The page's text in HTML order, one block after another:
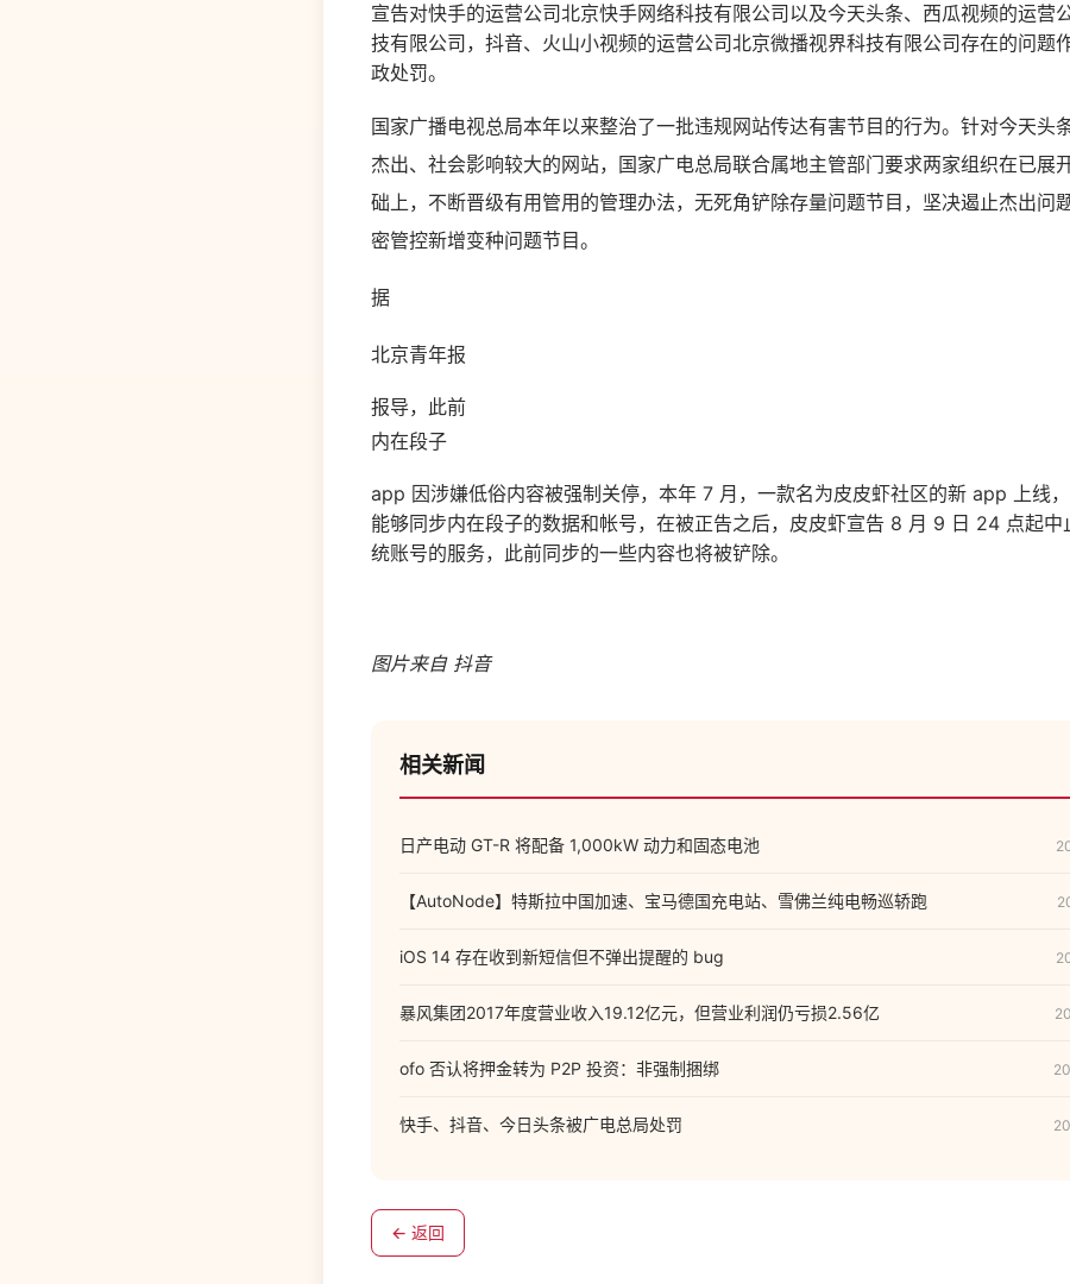
宣告对快手的运营公司北京快手网络科技有限公司以及今天头条、西瓜视频的运营
技有限公司，抖音、火山小视频的运营公司北京微播视界科技有限公司存在的问题
政处罚。
国家广播电视总局本年以来整治了一批违规网站传达有害节目的行为。针对今天头
杰出、社会影响较大的网站，国家广电总局联合属地主管部门要求两家组织在已展
础上，不断晋级有用管用的管理办法，无死角铲除存量问题节目，坚决遏止杰出问
密管控新增变种问题节目。
据
北京青年报
报导，此前
内在段子
app 因涉嫌低俗内容被强制关停，本年 7 月，一款名为皮皮虾社区的新 app 上线
能够同步内在段子的数据和帐号，在被正告之后，皮皮虾宣告 8 月 9 日 24 点起中
统账号的服务，此前同步的一些内容也将被铲除。
图片来自 抖音
相关新闻
日产电动 GT-R 将配备 1,000kW 动力和固态电池
【AutoNode】特斯拉中国加速、宝马德国充电站、雪佛兰纯电畅巡轿跑
iOS 14 存在收到新短信但不弹出提醒的 bug
暴风集团2017年度营业收入19.12亿元，但营业利润仍亏损2.56亿
ofo 否认将押金转为 P2P 投资：非强制捆绑
快手、抖音、今日头条被广电总局处罚
← 返回